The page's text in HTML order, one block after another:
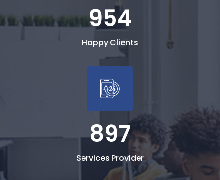
954
Happy Clients
897
Services Provider